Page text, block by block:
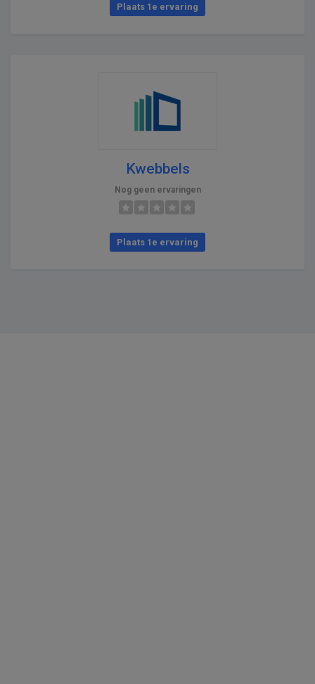
Plaats 1e ervaring
Kwebbels
Nog geen ervaringen
Plaats 1e ervaring